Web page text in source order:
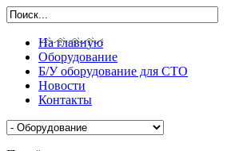
На главную
Оборудование
Б/У оборудование для СТО
Новости
Контакты